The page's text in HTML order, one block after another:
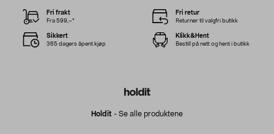
Holdit - Se alle produktene
Fri frakt
Fra 599,–*
Fri retur
Returner til valgfri butikk
Sikkert
365 dagers åpent kjøp
Klikk&Hent
Bestill på nett og hent i butikk